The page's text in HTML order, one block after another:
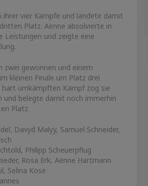
ihrer vier Kämpfe und landete damit
Platz. Aenne absolvierte in
Leistungen und zeigte eine
zwei gewonnen und einem
kleinen Finale um Platz drei
umkämpften Kampf zog sie
und belegte damit noch immerhin
Platz.
Davyd Malyy, Samuel Schneider,
Philipp Scheuerpflug
Rosa Erk, Aenne Hartmann
Selina Kose